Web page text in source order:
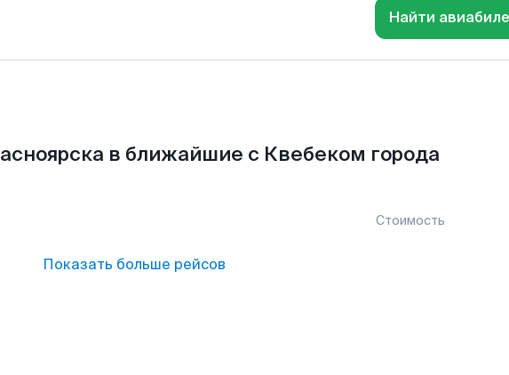
Найти
в ближайшие с Квебеком города
Стоимость
Показать больше рейсов